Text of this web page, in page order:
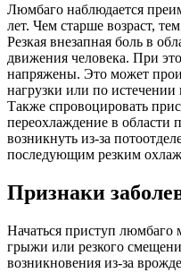
Люмбаго наблюдается
лет. Чем старше возраст,
Резкая внезапная боль в
движения человека. При
напряжены. Это может
нагрузки или по истечении
Также спровоцировать
переохлаждение в
возникнуть из-за
последующим резким
Признаки
Начаться приступ люмбаго
грыжи или резкого
возникновения из-за